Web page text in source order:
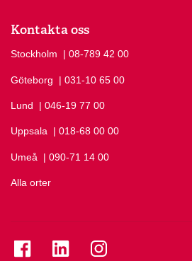
Kontakta oss
Stockholm Ring Stockholm på
| 08-789 42 00
Göteborg Ring Göteborg på
| 031-10 65 00
Lund Ring Lund på
| 046-19 77 00
Uppsala Ring Uppsala på
| 018-68 00 00
Umeå Ring Umeå på
| 090-71 14 00
Alla orter
Se folkuniversitetet på Facebook
Se folkuniversitetet på